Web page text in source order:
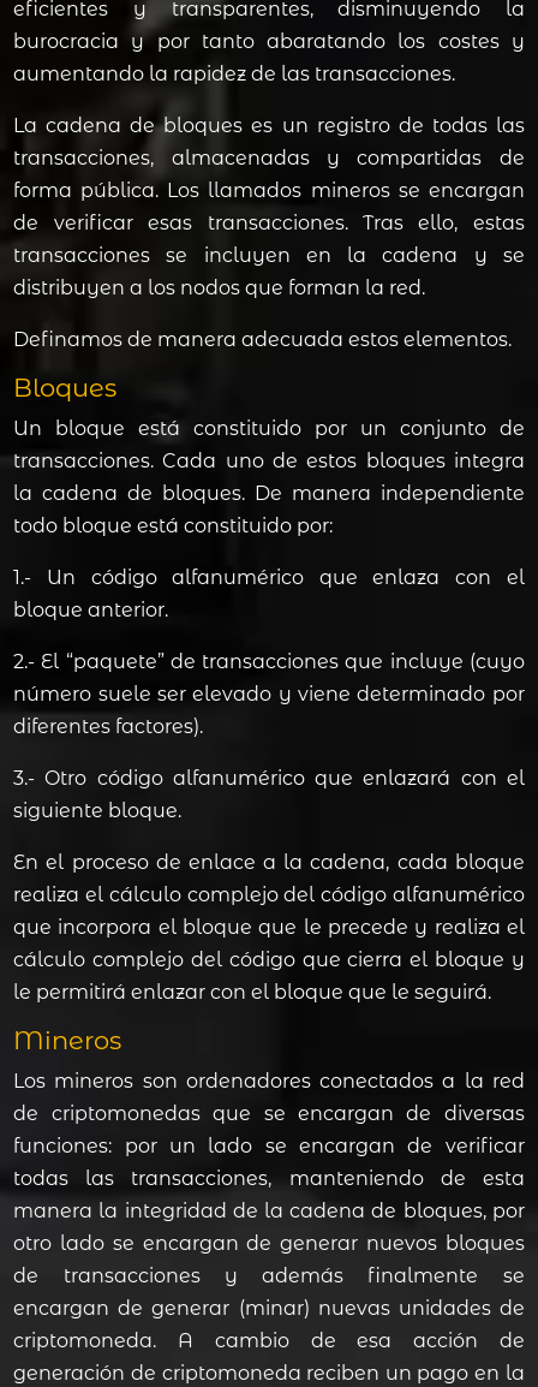
eficientes y transparentes, disminuyendo la
burocracia y por tanto abaratando los costes y
aumentando la rapidez de las transacciones.
La cadena de bloques es un registro de todas las
transacciones, almacenadas y compartidas de
forma pública. Los llamados mineros se encargan
de verificar esas transacciones. Tras ello, estas
transacciones se incluyen en la cadena y se
distribuyen a los nodos que forman la red.
Definamos de manera adecuada estos elementos.
Bloques
Un bloque está constituido por un conjunto de
transacciones. Cada uno de estos bloques integra
la cadena de bloques. De manera independiente
todo bloque está constituido por:
1.- Un código alfanumérico que enlaza con el
bloque anterior.
2.- El “paquete” de transacciones que incluye (cuyo
número suele ser elevado y viene determinado por
diferentes factores).
3.- Otro código alfanumérico que enlazará con el
siguiente bloque.
En el proceso de enlace a la cadena, cada bloque
realiza el cálculo complejo del código alfanumérico
que incorpora el bloque que le precede y realiza el
cálculo complejo del código que cierra el bloque y
le permitirá enlazar con el bloque que le seguirá.
Mineros
Los mineros son ordenadores conectados a la red
de criptomonedas que se encargan de diversas
funciones: por un lado se encargan de verificar
todas las transacciones, manteniendo de esta
manera la integridad de la cadena de bloques, por
otro lado se encargan de generar nuevos bloques
de transacciones y además finalmente se
encargan de generar (minar) nuevas unidades de
criptomoneda. A cambio de esa acción de
generación de criptomoneda reciben un pago en la